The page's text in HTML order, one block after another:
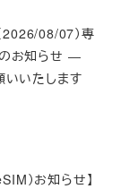
2026/08/07）専
お知らせ ―
いいたします
）お知らせ】